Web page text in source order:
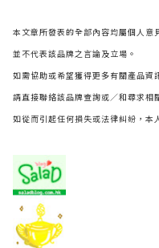
本文章所發表的全部內容均屬個人意
並不代表該品牌之言論及立場。
如需協助或希望獲得更多有關產品資
請直接聯絡該品牌查詢或∕和尋求相
如從而引起任何損失或法律糾紛，本